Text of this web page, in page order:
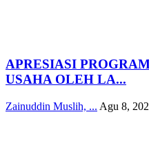
APRESIASI
USAHA OLEH LA...
Zainuddin Muslih, ... Agu 8,